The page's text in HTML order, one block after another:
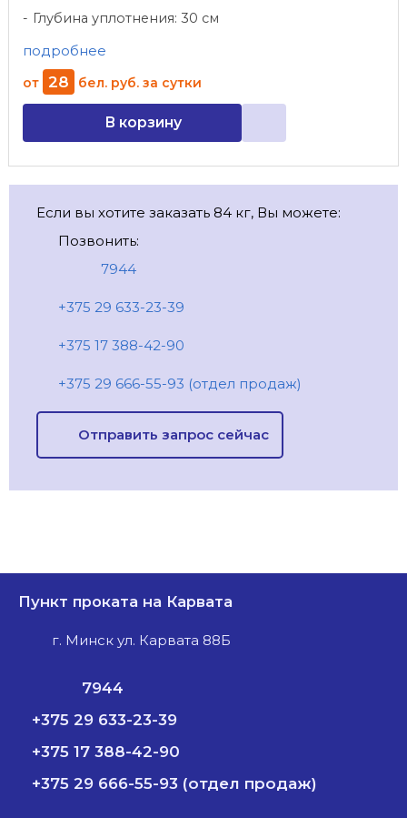
Глубина уплотнения: 30 см
подробнее
от 28 бел. руб. за сутки
В корзину
Если вы хотите заказать 84 кг, Вы можете:
Позвонить:
7944
+375 29 633-23-39
+375 17 388-42-90
+375 29 666-55-93 (отдел продаж)
Отправить запрос сейчас
Пункт проката на Карвата
г. Минск ул. Карвата 88Б
7944
+375 29 633-23-39
+375 17 388-42-90
+375 29 666-55-93 (отдел продаж)